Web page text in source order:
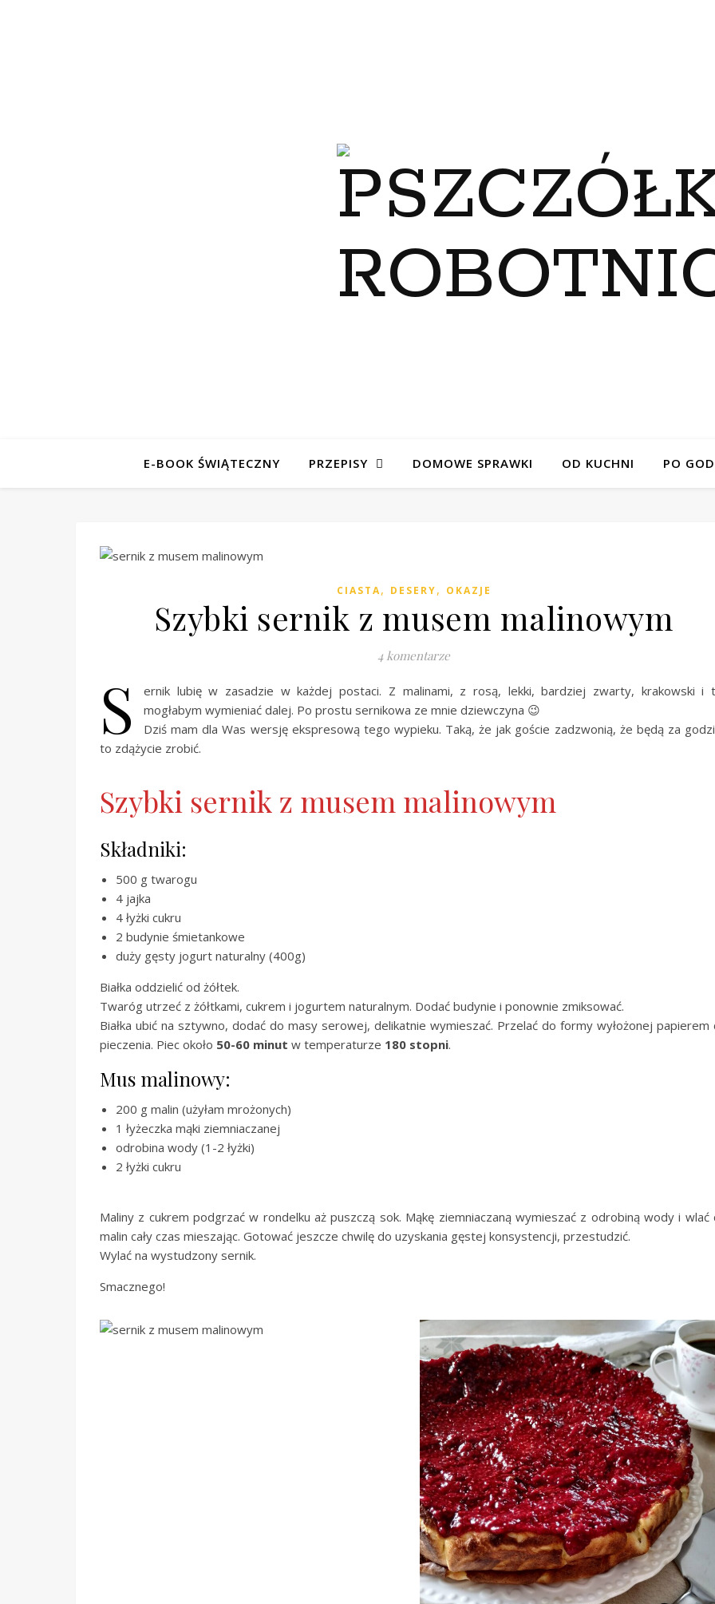
E-BOOK ŚWIĄTECZNY PRZEPISY DOMOWE SPRAWKI OD KUCHNI PO
CIASTA, DESERY, OKAZJE
Szybki sernik z musem malinowym
4 komentarze
S
ernik lubię w zasadzie w każdej postaci. Z malinami, z rosą, lekki, bardziej zwarty, krakowski i
mogłabym wymieniać dalej. Po prostu sernikowa ze mnie dziewczyna 😉
Dziś mam dla Was wersję ekspresową tego wypieku. Taką, że jak goście zadzwonią, że będą za
to zdążycie zrobić.
Szybki sernik z musem malinowym
Składniki:
500 g twarogu
4 jajka
4 łyżki cukru
2 budynie śmietankowe
duży gęsty jogurt naturalny (400g)
Białka oddzielić od żółtek.
Twaróg utrzeć z żółtkami, cukrem i jogurtem naturalnym. Dodać budynie i ponownie zmiksować.
Białka ubić na sztywno, dodać do masy serowej, delikatnie wymieszać. Przelać do formy wyłożonej papierem
pieczenia. Piec około 50-60 minut w temperaturze 180 stopni.
Mus malinowy:
200 g malin (użyłam mrożonych)
1 łyżeczka mąki ziemniaczanej
odrobina wody (1-2 łyżki)
2 łyżki cukru
Maliny z cukrem podgrzać w rondelku aż puszczą sok. Mąkę ziemniaczaną wymieszać z odrobiną wody i wlać
malin cały czas mieszając. Gotować jeszcze chwilę do uzyskania gęstej konsystencji, przestudzić.
Wylać na wystudzony sernik.
Smacznego!